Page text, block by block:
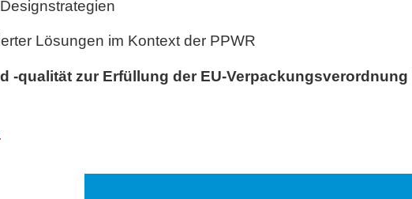
Lösungen im Kontext der PPWR
-qualität zur Erfüllung der EU-Verpackungsverordnung